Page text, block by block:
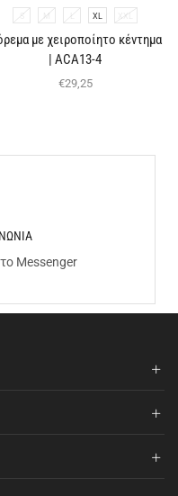
S M L XL XXL
με χειροποίητο κέντημα
| ACA13-4
€29,25
Messenger